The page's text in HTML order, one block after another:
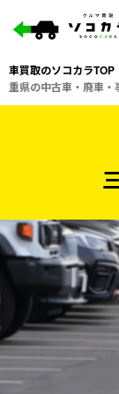
車買取のソコカラTOP
重県の中古車・廃車・
ソコカラの
電話か出張か、高い
だから高価買
ご依頼いた